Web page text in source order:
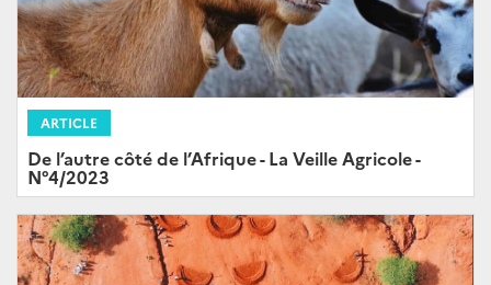
ARTICLE
De l’autre côté de l’Afrique - La Veille Agricole -
N°4/2023